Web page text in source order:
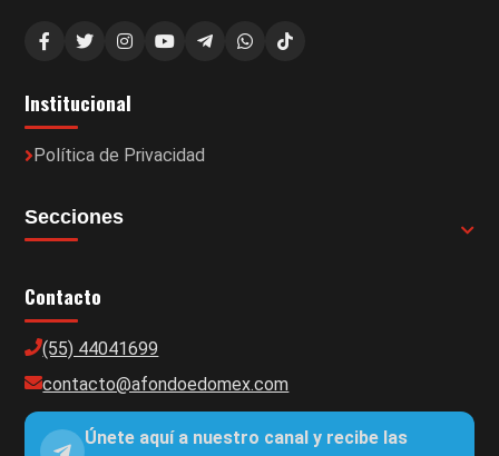
Institucional
Política de Privacidad
Secciones
Contacto
(55) 44041699
contacto@afondoedomex.com
Únete aquí a nuestro canal y recibe las